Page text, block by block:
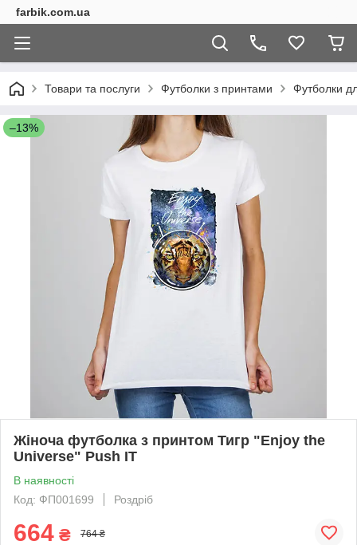
farbik.com.ua
Товари та послуги Футболки з принтами Футболки
–13%
Жіноча футболка з принтом Тигр "Enjoy the
Universe" Push IT
В наявності
Код: ФП001699
Роздріб
664 ₴ 764 ₴